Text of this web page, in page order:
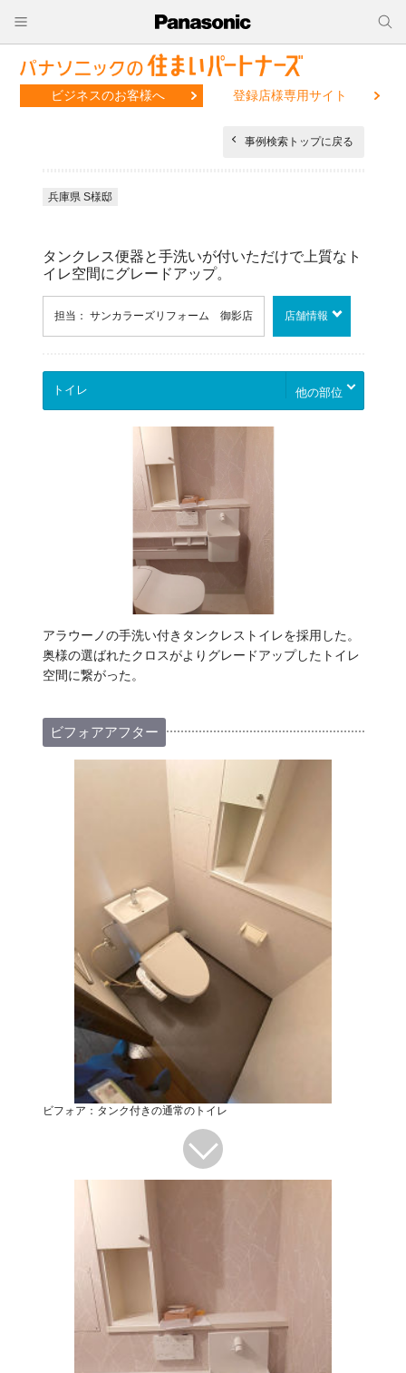
ビジネスのお客様へ 登録店様専用サイト
事例検索トップに戻る
兵庫県 S様邸
タンクレス便器と手洗いが付いただけで上質なト
イレ空間にグレードアップ。
担当： サンカラーズリフォーム 御影店 店舗情報
他の部位
アラウーノの手洗い付きタンクレストイレを採用した。
奥様の選ばれたクロスがよりグレードアップしたトイレ
空間に繋がった。
ビフォアアフター
ビフォア：タンク付きの通常のトイレ